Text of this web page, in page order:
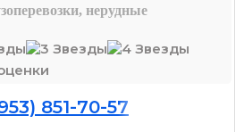
нерудные
851-70-57